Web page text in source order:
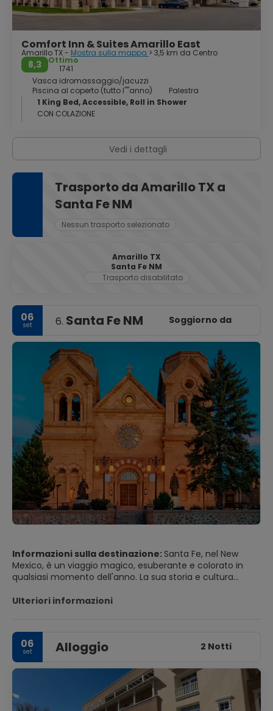
Comfort Inn & Suites Amarillo East
Amarillo TX - Mostra sulla mappa > 3,5 km da Centro
8,3
Ottimo
1741
Vasca idromassaggio/jacuzzi
Piscina al coperto (tutto l''''anno)
Palestra
1 King Bed, Accessible, Roll in Shower
CON COLAZIONE
Vedi i dettagli
Trasporto da Amarillo TX a
Santa Fe NM
Nessun trasporto selezionato
Amarillo TX
Santa Fe NM
Trasporto disabilitato
06
set 6. Santa Fe NM Soggiorno da
Informazioni sulla destinazione: Santa Fe, nel New
Mexico, è un viaggio magico, esuberante e colorato in
qualsiasi momento dell'anno. La sua storia e cultura
gallerie d'arte e le diverse arti visive spaziano dalle antiche
affascinanti musei che documentano la storia, l'arte e le
culture della regione. Qui troverai l'unico museo del paese
dedicato a un'artista donna, Georgia O'Keeffe. Molti
visitatori viaggiano qui per visitare affascinanti siti storici,
tra cui splendidi resti di antiche comunità di nativi
americani vicino a Santa Fe e comunità di pueblo ancora
vibranti oggi.
Ulteriori informazioni
06
set Alloggio 2 Notti